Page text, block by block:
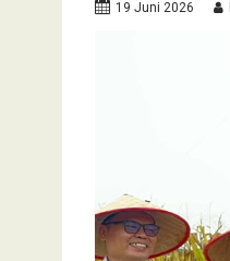
19 Juni 2026